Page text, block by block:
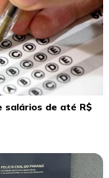
salários de até R$